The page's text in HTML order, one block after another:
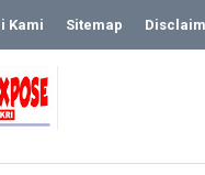
Kami Sitemap